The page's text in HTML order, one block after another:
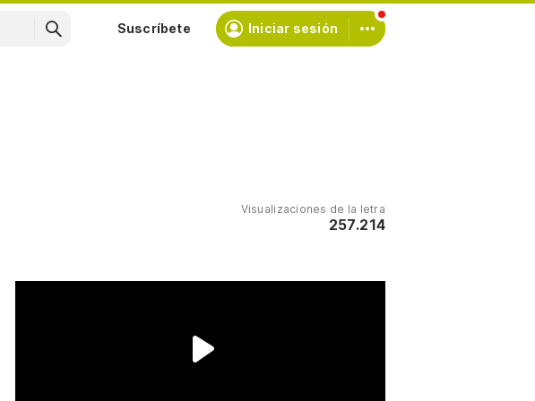
Suscríbete Iniciar sesión
Visualizaciones de la letra
257.214